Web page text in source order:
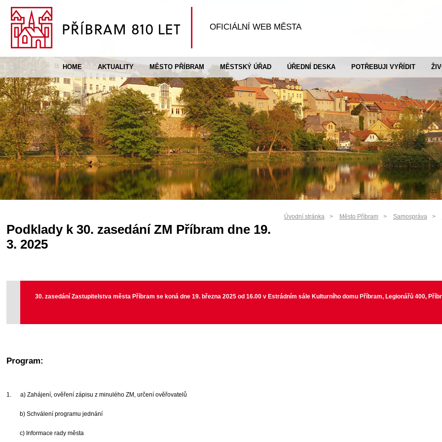
OFICIÁLNÍ WEB MĚSTA
HOME AKTUALITY MĚSTO PŘÍBRAM MĚSTSKÝ ÚŘAD ÚŘEDNÍ DESKA POTŘEBUJI VYŘÍDIT
Úvodní stránka Město Příbram Samospráva
Podklady k 30. zasedání ZM Příbram dne 19.
3. 2025
30. zasedání Zastupitelstva města Příbram se koná dne 19. března 2025 od 16.00 v Estrádním sále Kulturního domu Příbram, Legionářů 400,
Program:
1. a) Zahájení, ověření zápisu z minulého ZM, určení ověřovatelů
b) Schválení programu jednání
c) Informace rady města